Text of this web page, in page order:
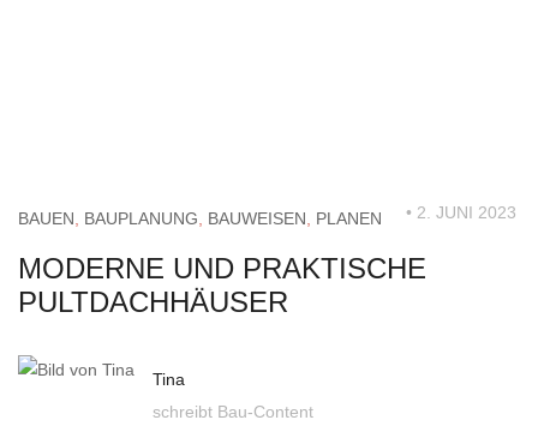
BAUEN BAUPLANUNG BAUWEISEN PLANEN • 2. JUNI 2023
MODERNE UND PRAKTISCHE
PULTDACHHÄUSER
Tina
schreibt Bau-Content